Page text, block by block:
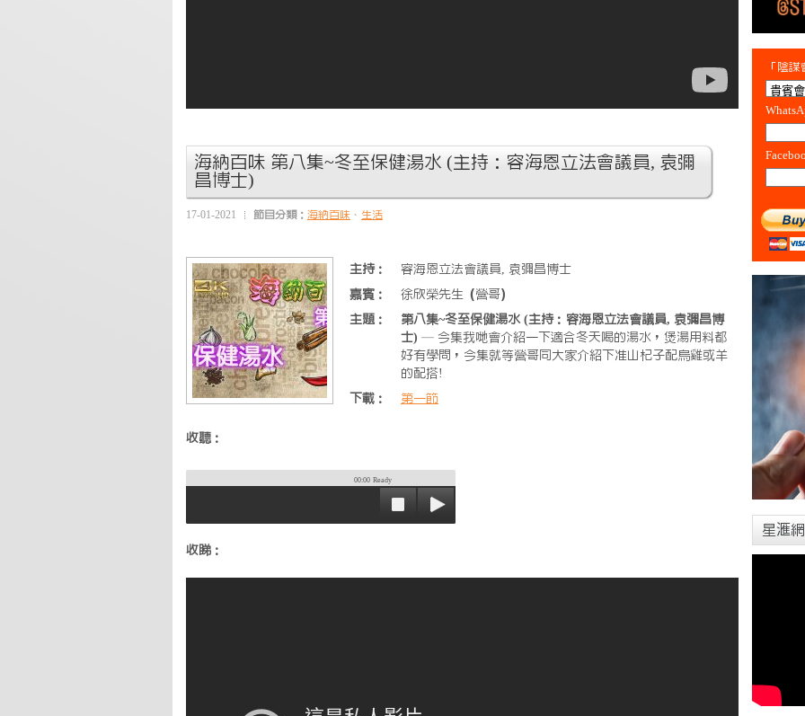
海納百味 第八集~冬至保健湯水 (主持：容海恩立法會議員, 袁彌
昌博士)
17-01-2021 節目分類： 海納百味 、 生活
主持：
容海恩立法會議員, 袁彌昌博士
嘉賓：
徐欣榮先生（營哥）
主題：
第八集~冬至保健湯水 (主持：容海恩立法會議員, 袁彌昌博
士) — 今集我哋會介紹一下適合冬天喝的湯水，煲湯用料都
好有學問，今集就等營哥同大家介紹下准山杞子配烏雞或羊
的配搭!
下載：
第一節
收聽：
00:00 Ready
收睇：
「陰
星滙